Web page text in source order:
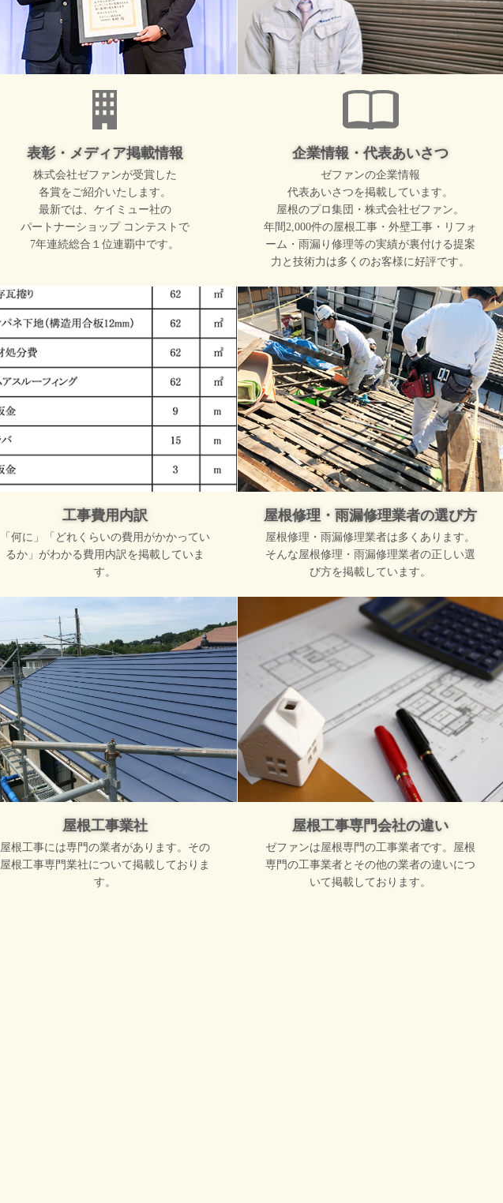
表彰・メディア掲載情報
株式会社ゼファンが受賞した
各賞をご紹介いたします。
最新では、ケイミュー社の
パートナーショップ コンテストで
7年連続総合１位連覇中です。
企業情報・代表あいさつ
ゼファンの企業情報
代表あいさつを掲載しています。
屋根のプロ集団・株式会社ゼファン。
年間2,000件の屋根工事・外壁工事・リフォ
ーム・雨漏り修理等の実績が裏付ける提案
力と技術力は多くのお客様に好評です。
工事費用内訳
「何に」「どれくらいの費用がかかってい
るか」がわかる費用内訳を掲載していま
す。
屋根修理・雨漏修理業者の選び方
屋根修理・雨漏修理業者は多くあります。
そんな屋根修理・雨漏修理業者の正しい選
び方を掲載しています。
屋根工事業社
屋根工事には専門の業者があります。その
屋根工事専門業社について掲載しておりま
す。
屋根工事専門会社の違い
ゼファンは屋根専門の工事業者です。屋根
専門の工事業者とその他の業者の違いにつ
いて掲載しております。